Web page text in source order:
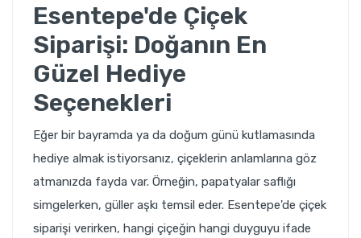
Esentepe'de Çiçek
Siparişi: Doğanın En
Güzel Hediye
Seçenekleri
Eğer bir bayramda ya da doğum günü kutlamasında
hediye almak istiyorsanız, çiçeklerin anlamlarına göz
atmanızda fayda var. Örneğin, papatyalar saflığı
simgelerken, güller aşkı temsil eder. Esentepe'de çiçek
siparişi verirken, hangi çiçeğin hangi duyguyu ifade